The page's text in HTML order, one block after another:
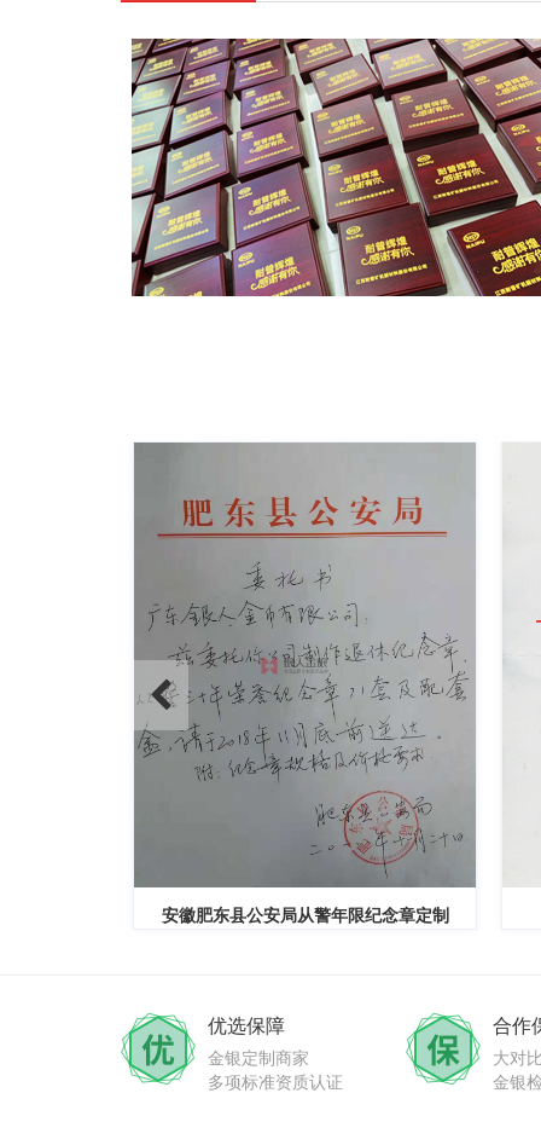
武警大连边防支队三等功奖章定制
优选保障
金银定制商家
多项标准资质认证
合作
大对
金银